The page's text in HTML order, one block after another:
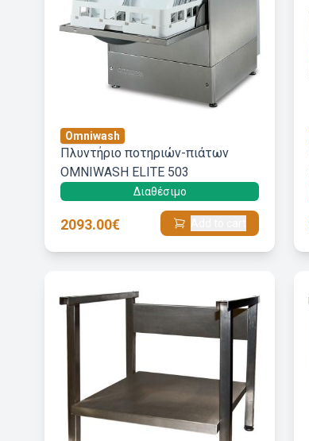
Omniwash
Πλυντήριο ποτηριών-πιάτων
OMNIWASH ELITE 503
Διαθέσιμο
2093.00€